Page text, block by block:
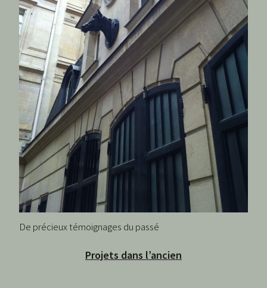
De précieux témoignages du passé
Projets dans l’ancien